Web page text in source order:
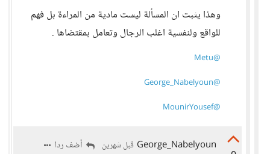
وهذا يثبت ان المسألة ليست مادية من المراءة بل فهم
للواقع ولنفسية اغلب الرجال وتعامل بمقتضاها .
@Metu
@George_Nabelyoun
@MounirYousef
George_Nabelyoun قبل شهرين أضف ردا